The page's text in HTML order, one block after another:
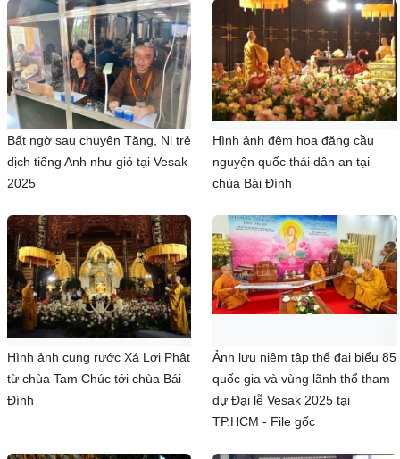
Bất ngờ sau chuyện Tăng, Ni trẻ
dịch tiếng Anh như gió tại Vesak
2025
Hình ảnh đêm hoa đăng cầu
nguyện quốc thái dân an tại
chùa Bái Đính
Hình ảnh cung rước Xá Lợi Phật
từ chùa Tam Chúc tới chùa Bái
Đính
Ảnh lưu niệm tập thể đại biểu 85
quốc gia và vùng lãnh thổ tham
dự Đại lễ Vesak 2025 tại
TP.HCM - File gốc